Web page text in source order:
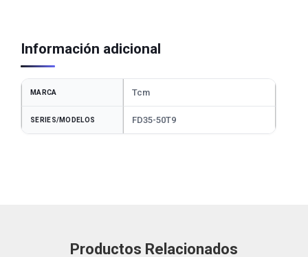
Información adicional
MARCA Tcm
SERIES/MODELOS FD35-50T9
Productos Relacionados